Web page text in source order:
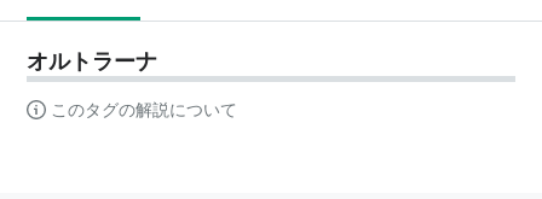
オルトラーナ
このタグの解説について